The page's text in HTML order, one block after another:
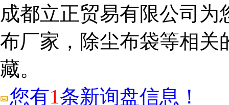
成都立正贸易有限公司为
布厂家，除尘布袋等相关
藏。
您有1条新询盘信息！